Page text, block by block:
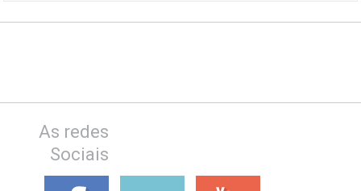
As redes
Sociais